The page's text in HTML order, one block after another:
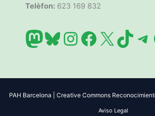
Telèfon: 623 169 832
Mastodon
Bluesky
Instagram
X
PAH Barcelona | Creative Commons
Aviso Legal